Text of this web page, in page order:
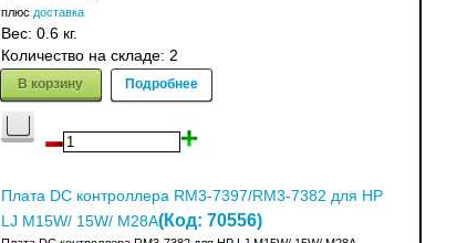
плюс доставка
Вес: 0.6 кг.
Количество на складе: 2
В корзину Подробнее
Плата DC контроллера RM3-7397/RM3-7382 для HP
LJ M15W/ 15W/ M28A(Код: 70556)